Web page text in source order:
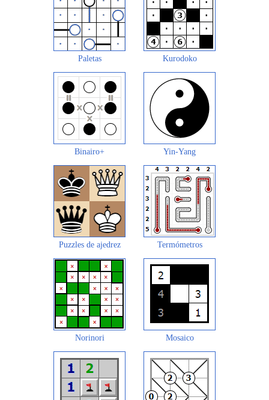
Paletas Kurodoko
Binairo+ Yin-Yang
Puzzles de ajedrez Termómetros
Norinori Mosaico